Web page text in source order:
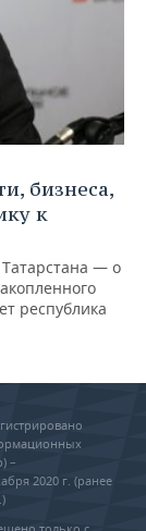
бизнеса,
к
— о
республика
–
2020 г. (ранее